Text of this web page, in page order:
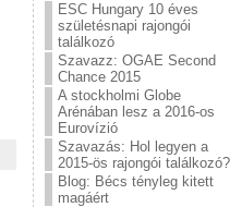
ESC Hungary 10 éves
születésnapi rajongói
találkozó
Szavazz: OGAE Second
Chance 2015
A stockholmi Globe
Arénában lesz a 2016-os
Eurovízió
Szavazás: Hol legyen a
2015-ös rajongói találkozó?
Blog: Bécs tényleg kitett
magáért